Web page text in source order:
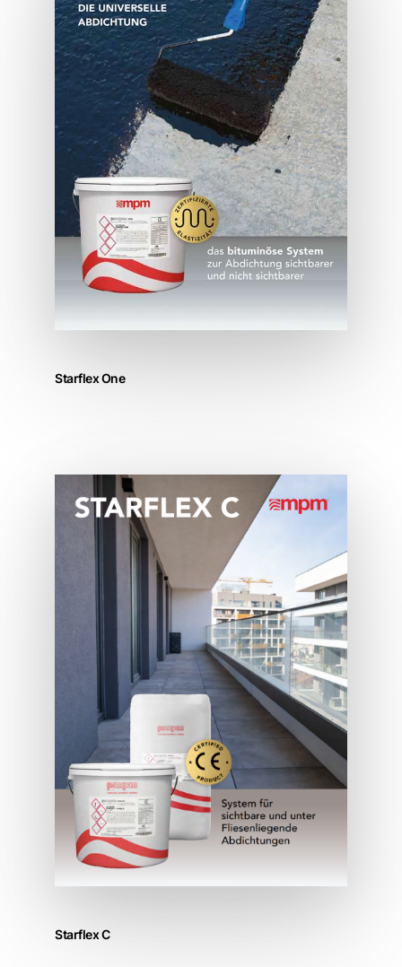
Starflex One
Starflex C